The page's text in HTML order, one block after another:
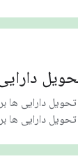
دارایی ها
دارایی ها